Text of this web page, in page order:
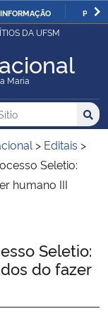
DA UFSM
Maria
no Sítio
> Editais >
Seletio:
humano III
Seletio:
do fazer